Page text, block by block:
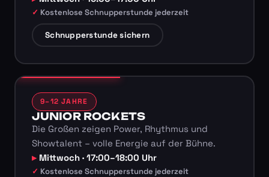
Kostenlose Schnupperstunde jederzeit
Schnupperstunde sichern
9–12 JAHRE
JUNIOR ROCKETS
Die Großen zeigen Power, Rhythmus und
Showtalent – volle Energie auf der Bühne.
Mittwoch · 17:00–18:00 Uhr
Kostenlose Schnupperstunde jederzeit